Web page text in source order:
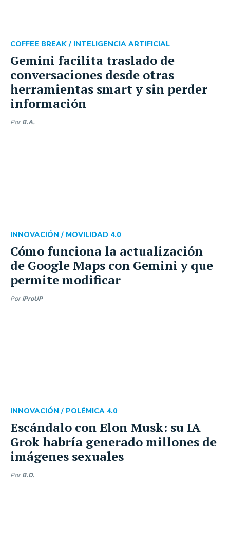
Gemini facilita traslado de
conversaciones desde otras
herramientas smart y sin perder
información
COFFEE BREAK / INTELIGENCIA ARTIFICIAL
Por B.A.
Cómo funciona la actualización
de Google Maps con Gemini y que
permite modificar
INNOVACIÓN / MOVILIDAD 4.0
Por iProUP
Escándalo con Elon Musk: su IA
Grok habría generado millones de
imágenes sexuales
INNOVACIÓN / POLÉMICA 4.0
Por B.D.